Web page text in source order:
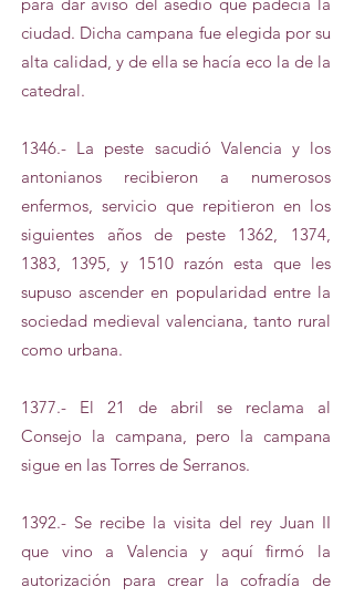
ciudad. Dicha campana fue elegida por su
alta calidad, y de ella se hacía eco la de la
catedral.
1346.- La peste sacudió Valencia y los
antonianos recibieron a numerosos
enfermos, servicio que repitieron en los
siguientes años de peste 1362, 1374,
1383, 1395, y 1510 razón esta que les
supuso ascender en popularidad entre la
sociedad medieval valenciana, tanto rural
como urbana.
1377.- El 21 de abril se reclama al
Consejo la campana, pero la campana
sigue en las Torres de Serranos.
1392.- Se recibe la visita del rey Juan II
que vino a Valencia y aquí firmó la
autorización para crear la cofradía de